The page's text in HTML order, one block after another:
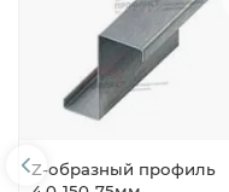
Z-образный профиль